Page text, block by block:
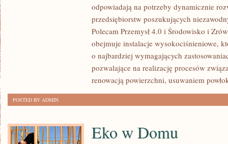
odpowiadają na potrzeby dynamicznie
przedsiębiorstw poszukujących
Polecam Przemysł 4.0 i Środowisko i
obejmuje instalacje wysokociśnieniowe,
o najbardziej wymagających
pozwalające na realizację procesów
renowacją powierzchni, usuwaniem
POSTED BY ADMIN
Eko w Domu